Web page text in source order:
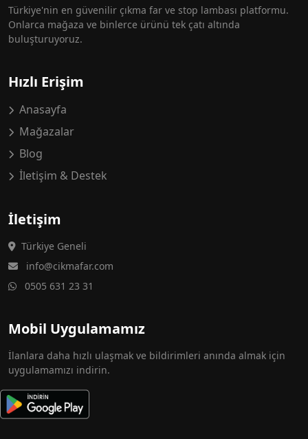
Türkiye'nin en güvenilir çıkma far ve stop lambası platformu.
Onlarca mağaza ve binlerce ürünü tek çatı altında
buluşturuyoruz.
Hızlı Erişim
Anasayfa
Mağazalar
Blog
İletişim & Destek
İletişim
Türkiye Geneli
info@cikmafar.com
0505 631 23 31
Mobil Uygulamamız
İlanlara daha hızlı ulaşmak ve bildirimleri anında almak için
uygulamamızı indirin.